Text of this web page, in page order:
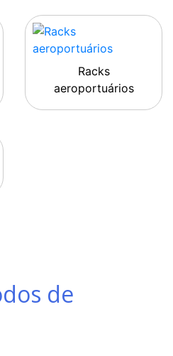
Racks
aeroportuários
de